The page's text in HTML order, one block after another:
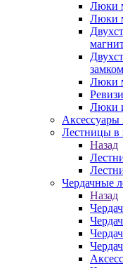
Люки
Люки
замком
Люки
Люки
Лестницы в
Назад
Чердачные
Назад